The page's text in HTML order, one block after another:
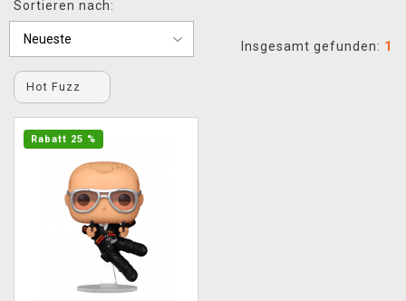
XZONE CLUB
Sortieren nach:
Insgesamt gefunden: 1
Hot Fuzz
Rabatt 25 %